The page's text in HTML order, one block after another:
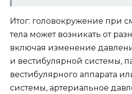
Итог: головокружение при
тела может возникать от
включая изменение
и вестибулярной системы,
вестибулярного аппарата
системы, артериальное